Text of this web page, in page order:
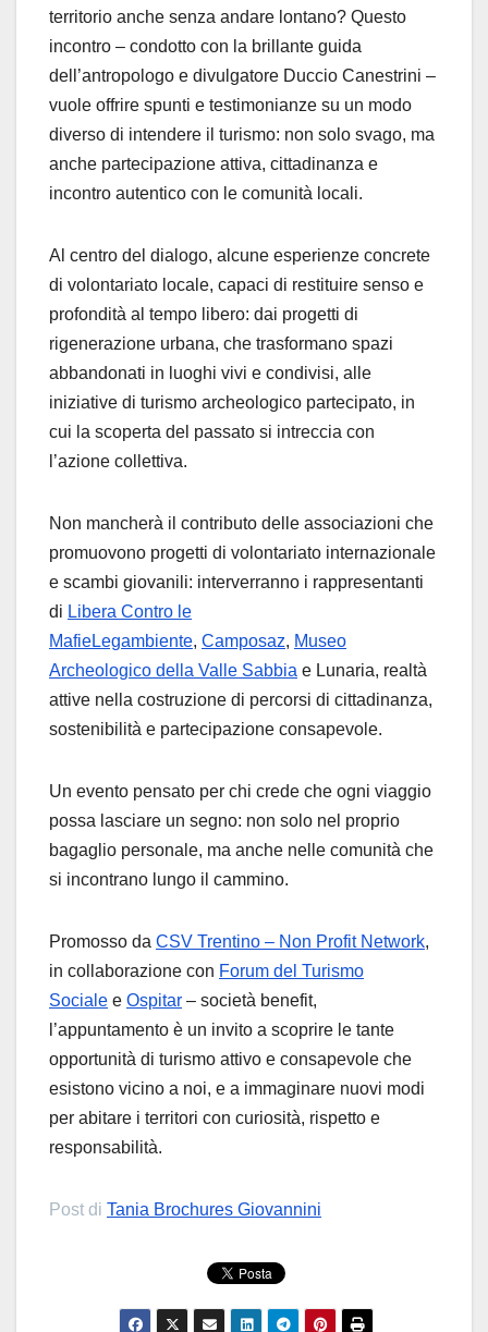
territorio anche senza andare lontano? Questo
incontro – condotto con la brillante guida
dell’antropologo e divulgatore Duccio Canestrini –
vuole offrire spunti e testimonianze su un modo
diverso di intendere il turismo: non solo svago, ma
anche partecipazione attiva, cittadinanza e
incontro autentico con le comunità locali.
Al centro del dialogo, alcune esperienze concrete
di volontariato locale, capaci di restituire senso e
profondità al tempo libero: dai progetti di
rigenerazione urbana, che trasformano spazi
abbandonati in luoghi vivi e condivisi, alle
iniziative di turismo archeologico partecipato, in
cui la scoperta del passato si intreccia con
l’azione collettiva.
Non mancherà il contributo delle associazioni che
promuovono progetti di volontariato internazionale
e scambi giovanili: interverranno i rappresentanti
di Libera Contro le
MafieLegambiente, Camposaz, Museo
Archeologico della Valle Sabbia e Lunaria, realtà
attive nella costruzione di percorsi di cittadinanza,
sostenibilità e partecipazione consapevole.
Un evento pensato per chi crede che ogni viaggio
possa lasciare un segno: non solo nel proprio
bagaglio personale, ma anche nelle comunità che
si incontrano lungo il cammino.
Promosso da CSV Trentino – Non Profit Network,
in collaborazione con Forum del Turismo
Sociale e Ospitar – società benefit,
l’appuntamento è un invito a scoprire le tante
opportunità di turismo attivo e consapevole che
esistono vicino a noi, e a immaginare nuovi modi
per abitare i territori con curiosità, rispetto e
responsabilità.
Post di Tania Brochures Giovannini